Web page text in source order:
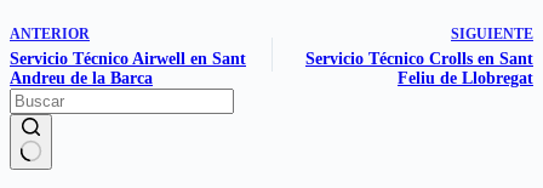
ANTERIOR
Servicio Técnico Airwell en Sant
Andreu de la Barca
SIGUIENTE
Servicio Técnico Crolls en Sant
Feliu de Llobregat